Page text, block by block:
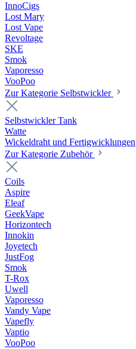
InnoCigs
Lost Mary
Lost Vape
Revoltage
SKE
Smok
Vaporesso
VooPoo
Zur Kategorie Selbstwickler
Selbstwickler Tank
Watte
Wickeldraht und Fertigwicklungen
Zur Kategorie Zubehör
Coils
Aspire
Eleaf
GeekVape
Horizontech
Innokin
Joyetech
JustFog
Smok
T-Rox
Uwell
Vaporesso
Vandy Vape
Vapefly
Vaptio
VooPoo